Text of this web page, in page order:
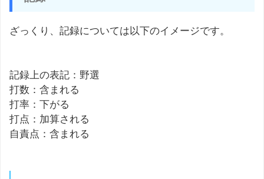
ざっくり、記録については以下のイメージです。
記録上の表記：野選
打数：含まれる
打率：下がる
打点：加算される
自責点：含まれる